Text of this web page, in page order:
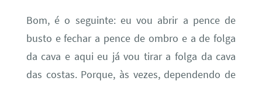
Bom, é o seguinte: eu vou abrir a pence de
busto e fechar a pence de ombro e a de folga
da cava e aqui eu já vou tirar a folga da cava
das costas. Porque, às vezes, dependendo de